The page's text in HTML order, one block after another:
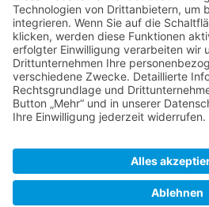
Weblinks
Zuletzt bearbeitet vor 4
Detlef,